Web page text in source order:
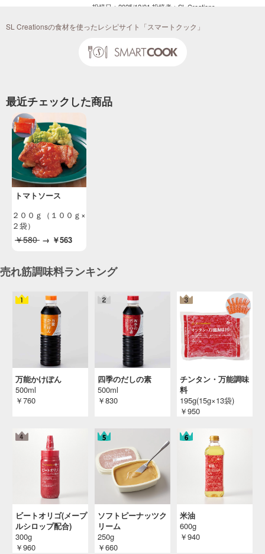
投稿日：2025/12/01 投稿者：SL Creations
４Ｘチキンもも正肉のバスク風煮込み
「４Ｘミート料理レシピ」（ＳＬＣ倶楽部２０
２６年１月）
投稿日：2025/11/13 投稿者：SL Creations
レンジクックパン活用レシピ
今食べたい人気のたけのこを使ってイタリアン
のメニューをどうぞ。和の食材だと思わずに、
ます。割烹だしが、パスタと筍の橋渡しをして
くれる隠れたポイントです。
投稿日：2010/08/31 投稿者：シュガーレディ本社
SL Creationsの食材を使ったレシピサイト「スマートクック」
最近チェックした商品
トマトソース
２００ｇ（１００ｇ×
２袋）
￥580 → ￥563
売れ筋調味料ランキング
万能かけぽん
500ml
￥760
四季のだしの素
500ml
￥830
チンタン・万能調味
料
195g(15g×13袋)
￥950
ビートオリゴ(メープ
ルシロップ配合)
300g
￥960
ソフトピーナッツク
リーム
250g
￥660
米油
600g
￥940